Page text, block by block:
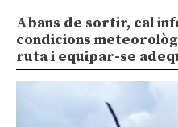
Abans de sortir, cal
condicions
ruta i equipar-se